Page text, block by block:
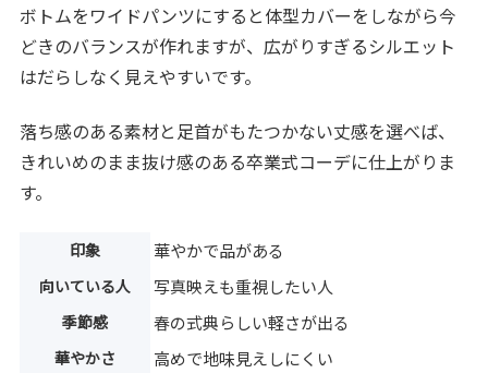
ボトムをワイドパンツにすると体型カバーをしながら今
どきのバランスが作れますが、広がりすぎるシルエット
はだらしなく見えやすいです。
落ち感のある素材と足首がもたつかない丈感を選べば、
きれいめのまま抜け感のある卒業式コーデに仕上がりま
す。
印象 華やかで品がある
向いている人 写真映えも重視したい人
季節感 春の式典らしい軽さが出る
華やかさ 高めで地味見えしにくい